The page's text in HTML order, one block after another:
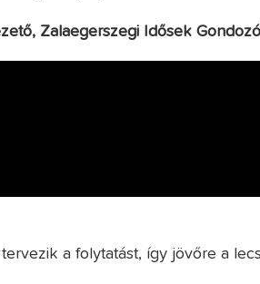
Zalaegerszegi Idősek
a folytatást, így jövőre a